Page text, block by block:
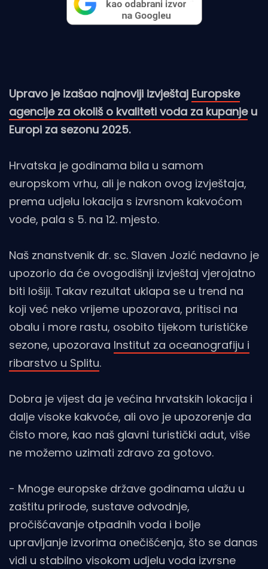
Upravo je izašao najnoviji izvještaj Europske
agencije za okoliš o kvaliteti voda za kupanjeu
Europi za sezonu 2025.
Hrvatska je godinama bila u samom
europskom vrhu, ali je nakon ovog izvještaja,
prema udjelu lokacija s izvrsnom kakvoćom
vode, pala s 5. na 12. mjesto.
Naš znanstvenik dr. sc. Slaven Jozić nedavno je
upozorio da će ovogodišnji izvještaj vjerojatno
biti lošiji. Takav rezultat uklapa se u trend na
koji već neko vrijeme upozorava, pritisci na
obalu i more rastu, osobito tijekom turističke
sezone, upozorava Institut za oceanografiju i
ribarstvo u Splitu.
Dobra je vijest da je većina hrvatskih lokacija i
dalje visoke kakvoće, ali ovo je upozorenje da
čisto more, kao naš glavni turistički adut, više
ne možemo uzimati zdravo za gotovo.
- Mnoge europske države godinama ulažu u
zaštitu prirode, sustave odvodnje,
pročišćavanje otpadnih voda i bolje
upravljanje izvorima onečišćenja, što se danas
vidi u stabilno visokom udjelu voda izvrsne